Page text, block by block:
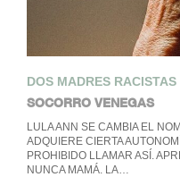
DOS MADRES RACISTAS
SOCORRO VENEGAS
LULA ANN SE CAMBIA EL
ADQUIERE CIERTA
PROHIBIDO LLAMAR ASÍ.
NUNCA MAMÁ. LA…